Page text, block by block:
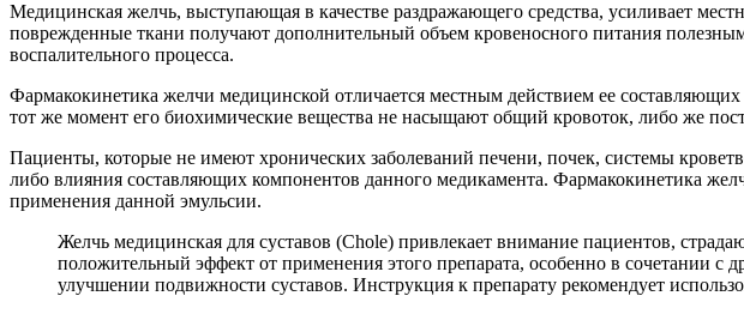
Медицинская желчь, выступающая в качестве раздражающего средства, усиливает
поврежденные ткани получают дополнительный объем кровеносного питания
воспалительного процесса.
Фармакокинетика желчи медицинской отличается местным действием ее
тот же момент его биохимические вещества не насыщают общий кровоток, либо же
Пациенты, которые не имеют хронических заболеваний печени, почек, системы
либо влияния составляющих компонентов данного медикамента. Фармакокинетика
применения данной эмульсии.
Желчь медицинская для суставов (Chole) привлекает внимание пациентов,
положительный эффект от применения этого препарата, особенно в сочетании
улучшении подвижности суставов. Инструкция к препарату рекомендует